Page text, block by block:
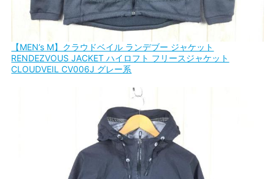
【MEN’s M】クラウドベイル ランデブー ジャケット
RENDEZVOUS JACKET ハイロフト フリースジャケット
CLOUDVEIL CV006J グレー系